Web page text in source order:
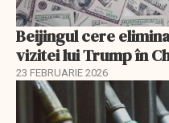
Beijingul cere
vizitei lui Trump în
23 FEBRUARIE 2026